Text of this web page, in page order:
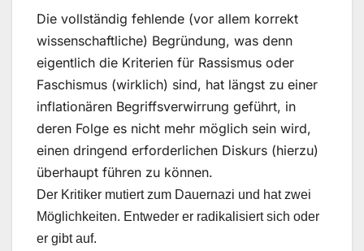
Die vollständig fehlende (vor allem korrekt
wissenschaftliche) Begründung, was denn
eigentlich die Kriterien für Rassismus oder
Faschismus (wirklich) sind, hat längst zu einer
inflationären Begriffsverwirrung geführt, in
deren Folge es nicht mehr möglich sein wird,
einen dringend erforderlichen Diskurs (hierzu)
überhaupt führen zu können.
Der Kritiker mutiert zum Dauernazi und hat zwei
Möglichkeiten. Entweder er radikalisiert sich oder
er gibt auf.